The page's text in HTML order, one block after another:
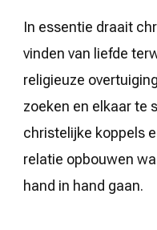
In essentie draait
vinden van liefde
religieuze
zoeken en elkaar te
christelijke koppels
relatie opbouwen
hand in hand gaan.